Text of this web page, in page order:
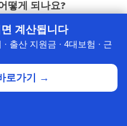
떻게 되나요?
소득 일정 비율 이하인
가구원 수에 따라 다릅
산하나요?
으로 환산한 금액을 합
계산됩니다
출산 지원금 · 4대보험 · 근
로가기 →